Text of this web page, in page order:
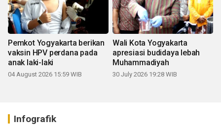
Pemkot Yogyakarta berikan
vaksin HPV perdana pada
anak laki-laki
04 August 2026 15:59 WIB
Wali Kota Yogyakarta
apresiasi budidaya lebah
Muhammadiyah
30 July 2026 19:28 WIB
Infografik